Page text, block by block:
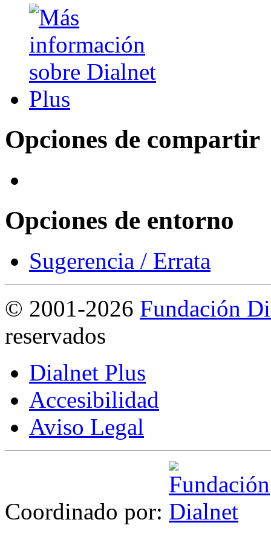
Opciones de compartir
Opciones de entorno
Sugerencia / Errata
© 2001-2026 Fundación
reservados
Dialnet Plus
Accesibilidad
Aviso Legal
Coordinado por: